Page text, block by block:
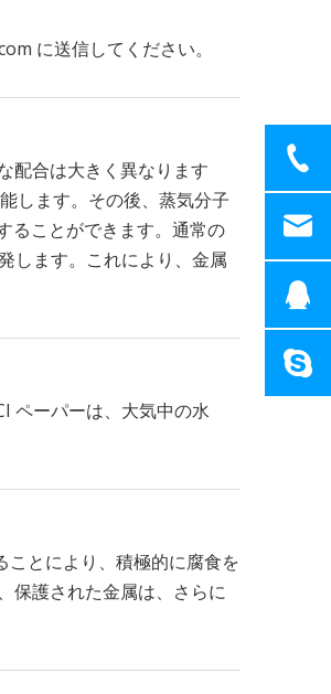
に送信してください。
配合は大きく異なります
します。その後、蒸気分子
ることができます。通常の
します。これにより、金属
ペーパーは、大気中の水
とにより、積極的に腐食を
保護された金属は、さらに